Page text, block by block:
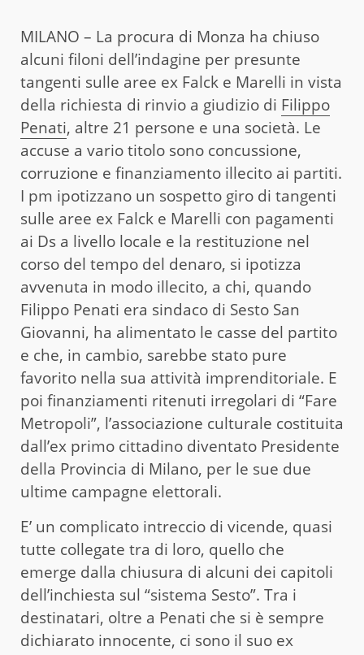
MILANO – La procura di Monza ha chiuso
alcuni filoni dell’indagine per presunte
tangenti sulle aree ex Falck e Marelli in vista
della richiesta di rinvio a giudizio di Filippo
Penati, altre 21 persone e una società. Le
accuse a vario titolo sono concussione,
corruzione e finanziamento illecito ai partiti.
I pm ipotizzano un sospetto giro di tangenti
sulle aree ex Falck e Marelli con pagamenti
ai Ds a livello locale e la restituzione nel
corso del tempo del denaro, si ipotizza
avvenuta in modo illecito, a chi, quando
Filippo Penati era sindaco di Sesto San
Giovanni, ha alimentato le casse del partito
e che, in cambio, sarebbe stato pure
favorito nella sua attività imprenditoriale. E
poi finanziamenti ritenuti irregolari di “Fare
Metropoli”, l’associazione culturale costituita
dall’ex primo cittadino diventato Presidente
della Provincia di Milano, per le sue due
ultime campagne elettorali.
E’ un complicato intreccio di vicende, quasi
tutte collegate tra di loro, quello che
emerge dalla chiusura di alcuni dei capitoli
dell’inchiesta sul “sistema Sesto”. Tra i
destinatari, oltre a Penati che si è sempre
dichiarato innocente, ci sono il suo ex